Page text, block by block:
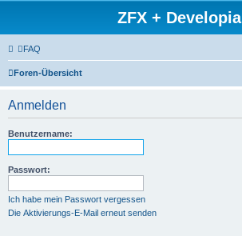
ZFX + Developia
FAQ
Foren-Übersicht
Anmelden
Benutzername:
Passwort:
Ich habe mein Passwort vergessen
Die Aktivierungs-E-Mail erneut senden